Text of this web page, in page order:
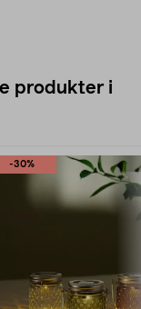
produkter i
-30%